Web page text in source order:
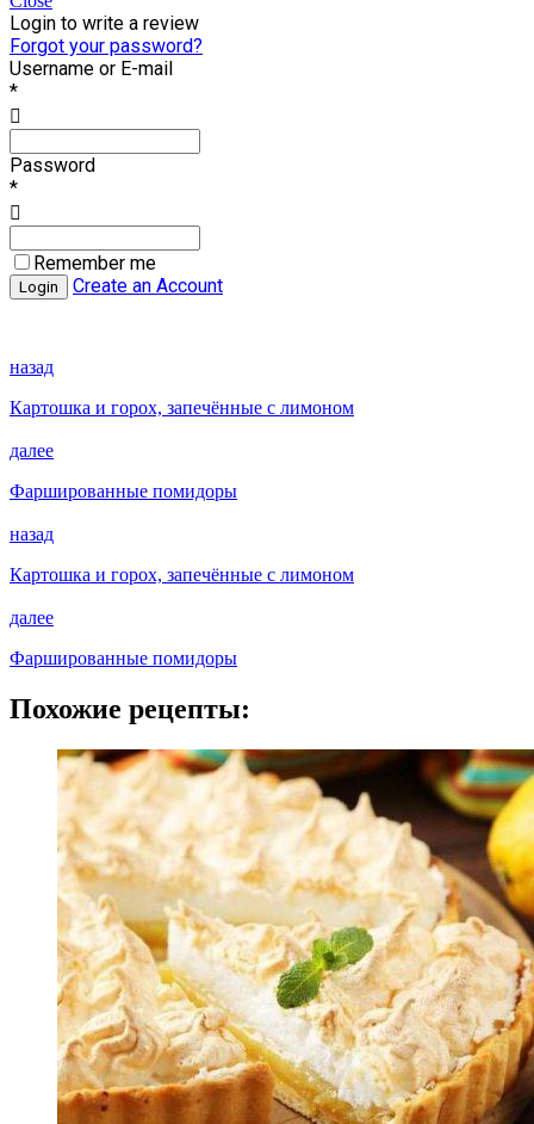
Login to write a review
Forgot your password?
Username or E-mail
*
Password
*
Remember me
Create an Account
назад
Картошка и горох, запечённые с лимоном
далее
Фаршированные помидоры
назад
Картошка и горох, запечённые с лимоном
далее
Фаршированные помидоры
Похожие рецепты: